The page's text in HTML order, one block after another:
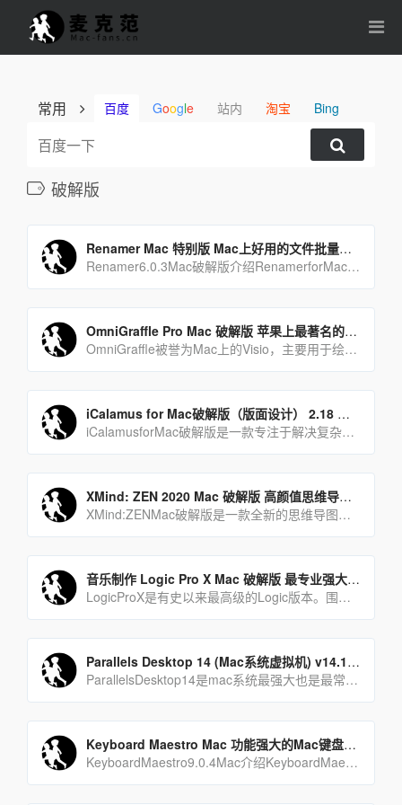
常用 百度 Google 站内 淘宝 Bing
破解版
Renamer Mac 特别版 Mac上好用的文件批量重命名工具
Renamer6.0.3Mac破解版介绍RenamerforMac是一款功能强大丰富的批量文件重[…]
OmniGraffle Pro Mac 破解版 苹果上最著名的绘图软件
OmniGraffle被誉为Mac上的Visio，主要用于绘制流程图、图表、组织结构图、UI界面设计等[…]
iCalamus for Mac破解版（版面设计） 2.18 永久激活版
iCalamusforMac破解版是一款专注于解决复杂的杂志、科学作品和图书出版，并创建简单海报的绝佳选[…]
XMind: ZEN 2020 Mac 破解版 高颜值思维导图软件
XMind:ZENMac破解版是一款全新的思维导图软件，也是Xmind新出的产品。XmindZEN采用[…]
音乐制作 Logic Pro X Mac 破解版 最专业强大的音乐制作软件
LogicProX是有史以来最高级的Logic版本。围绕颇具现代感的界面而开发的全新高级工具可用于专[…]
Parallels Desktop 14 (Mac系统虚拟机) v14.1.3(45485)中文激活版
ParallelsDesktop14是mac系统最强大也是最常用的虚拟机软件，可以在Mac下同时[…]
Keyboard Maestro Mac 功能强大的Mac键盘增强工具 破解版
KeyboardMaestro9.0.4Mac介绍KeyboardMaestro的所有功能都由M[…]